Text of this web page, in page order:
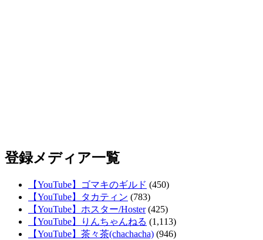
登録メディア一覧
【YouTube】ゴマキのギルド (450)
【YouTube】タカティン (783)
【YouTube】ホスター/Hoster(425)
【YouTube】りんちゃんねる (1,113)
【YouTube】茶々茶(chachacha) (946)